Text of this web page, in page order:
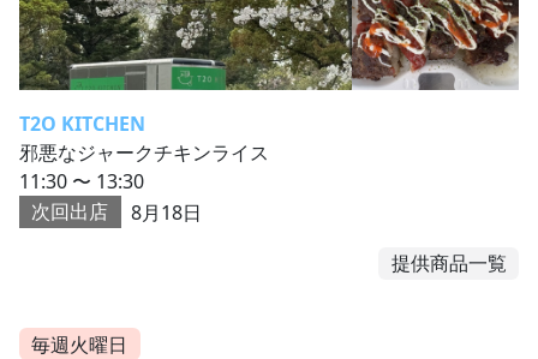
T2O KITCHEN
邪悪なジャークチキンライス
11:30 〜 13:30
次回出店
8月18日
提供商品一覧
毎週火曜日